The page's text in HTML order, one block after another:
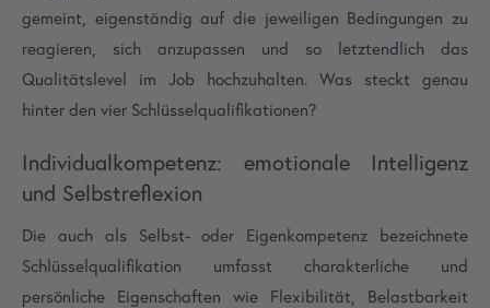
gemeint, eigenständig auf die jeweiligen Bedingungen zu
reagieren, sich anzupassen und so letztendlich das
Qualitätslevel im Job hochzuhalten. Was steckt genau
hinter den vier Schlüsselqualifikationen?
Individualkompetenz: emotionale Intelligenz
und Selbstreflexion
Die auch als Selbst- oder Eigenkompetenz bezeichnete
Schlüsselqualifikation umfasst charakterliche und
persönliche Eigenschaften wie Flexibilität, Belastbarkeit